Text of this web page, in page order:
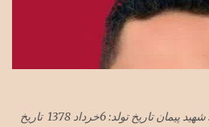
نام: محمدامین صمدی لقب(ها): شهید پیمان تاریخ تولد: 6خرداد 1378 تاریخ